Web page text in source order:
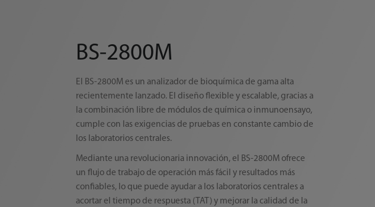
BS-2800M
El BS-2800M es un analizador de bioquímica de gama alta
recientemente lanzado. El diseño flexible y escalable, gracias a
la combinación libre de módulos de química o inmunoensayo,
cumple con las exigencias de pruebas en constante cambio de
los laboratorios centrales.
Mediante una revolucionaria innovación, el BS-2800M ofrece
un flujo de trabajo de operación más fácil y resultados más
confiables, lo que puede ayudar a los laboratorios centrales a
acortar el tiempo de respuesta (TAT) y mejorar la calidad de la